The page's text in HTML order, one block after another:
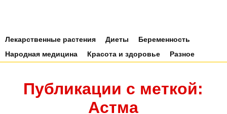
Лекарственные растения Диеты
Беременность
Народная медицина
Красота и здоровье Разное
Публикации с меткой:
Астма